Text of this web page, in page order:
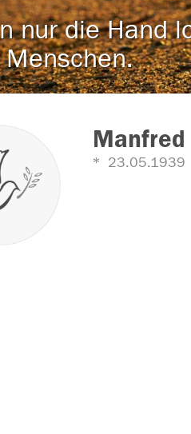
nur die Hand
23.05.1939